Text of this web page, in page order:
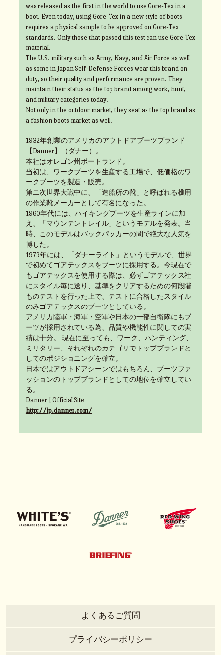
was released as the first in the world to use Gore-Tex in a
boot. Even today, using Gore-Tex in a new style of boots
requires a physical sample to be approved on Gore-Tex
standards. Only those that passed this test can use Gore-Tex
material.
The U.S. military such as Army, Navy, and Air Force as well
as some in Japan Self-Defense Forces wear this brand on
duty, so their quality and performance are proven. They
maintain their status as the top brand among work, hunt,
and military categories today.
Not only in the outdoor market, they seat as the top brand as
a fashion boots market as well.
1932年創業のアメリカのアウトドアブーツブランド
【Danner】（ダナー）。
本社はオレゴン州ポートランド。
当初は、ワークブーツを生産する工場で、低価格のワ
ークブーツを製造・販売。
第二次世界大戦中に、「造船所の靴」と呼ばれる樵用
の作業靴メーカーとして有名になった。
1960年代には、ハイキングブーツを生産ラインに加
え、「マウンテントレイル」というモデルを発表。当
時、このモデルはバックパッカーの間で絶大な人気を
博した。
1979年には、「ダナーライト」というモデルで、世界
で初めてゴアテックスをブーツに採用する。今現在で
もゴアテックスを使用する際は、必ずゴアテックス社
にスタイル毎に送り、基準をクリアするための何段階
ものテストを行った上で、テストに合格したスタイル
のみゴアテックスのブーツとしている。
アメリカ陸軍・海軍・空軍や日本の一部自衛隊にもブ
ーツが採用されている為、品質や機能性に関しての実
績は十分。 現在に至っても、ワーク、ハンティング、
ミリタリー、それぞれのカテゴリでトップブランドと
してのポジショニングを確立。
日本ではアウトドアシーンではもちろん、ブーツファ
ッションのトップブランドとしての地位を確立してい
る。
Danner | Official Site
http://jp.danner.com/
よくあるご質問
プライバシーポリシー